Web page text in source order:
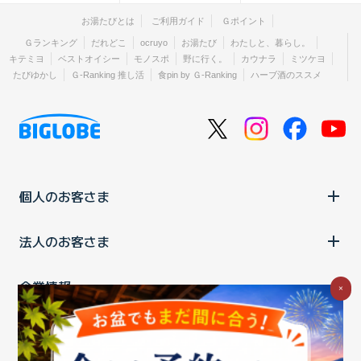
お湯たびとは ご利用ガイド Ｇポイント
Ｇランキング だれどこ ocruyo お湯たび
わたしと、暮らし。
キテミヨ
ベストオイシー モノスポ 野に行く。 カウナラ
ミツケヨ
たびゆかし
Ｇ-Ranking 推し活 食pin by Ｇ-Ranking ハーブ酒のススメ
個人のお客さま
法人のお客さま
企業情報
ご利用中の方
×